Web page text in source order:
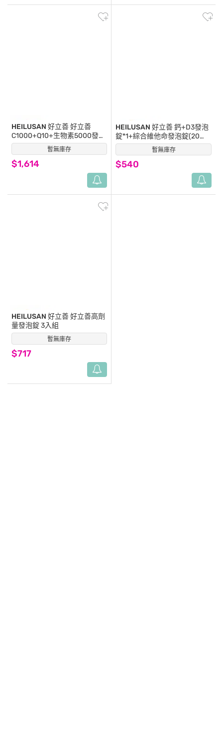
暫無庫存
HEILUSAN 好立善好立善
C1000+Q10+生物素5000發泡
錠20錠*3+C1000+E+硒20錠
*3+鎂300發泡錠*1
$1,614
(0) 暫無庫存
HEILUSAN 好立善鈣+D3發泡
錠*1+綜合維他命發泡錠(20
錠)*1+鎂300發泡錠*1
$540
(0)
暫無庫存
HEILUSAN 好立善好立善高劑
量發泡錠 3入組
$717
(0)